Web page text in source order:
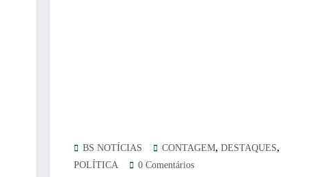
BS NOTÍCIAS CONTAGEM, DESTAQUES,
POLÍTICA 0 Comentários